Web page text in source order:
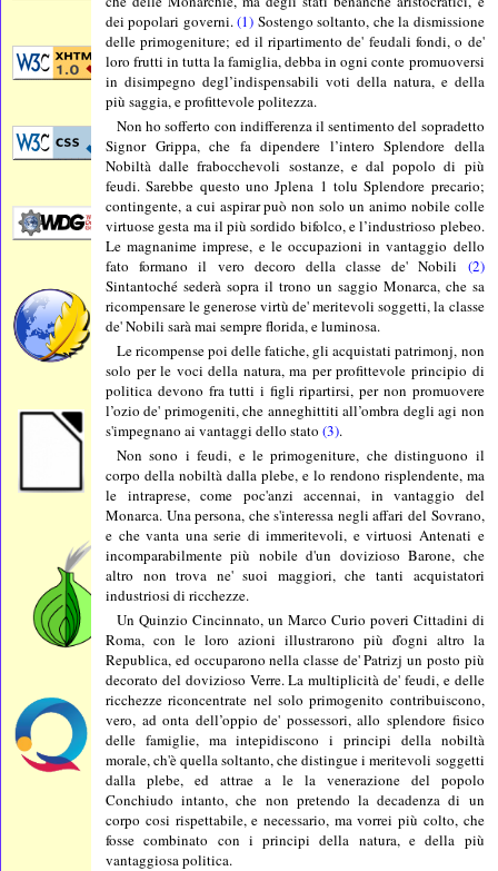
dei popolari governi.(1) Sostengo soltanto, che la dismissione
delle primogeniture; ed il ripartimento de' feudali fondi, o de'
loro frutti in tutta la famiglia, debba in ogni conte promuoversi
in disimpegno degl’indispensabili voti della natura, e della
più saggia, e profittevole politezza.
Non ho sofferto con indifferenza il sentimento del sopradetto
Signor Grippa, che fa dipendere l’intero Splendore della
Nobiltà dalle frabocchevoli sostanze, e dal popolo di più
feudi. Sarebbe questo uno Jplena 1 tolu Splendore precario;
contingente, a cui aspirar può non solo un animo nobile colle
virtuose gesta ma il più sordido bifolco, e l’industrioso plebeo.
Le magnanime imprese, e le occupazioni in vantaggio dello
fato formano il vero decoro della classe de' Nobili (2)
Sintantoché sederà sopra il trono un saggio Monarca, che sa
ricompensare le generose virtù de' meritevoli soggetti, la classe
de' Nobili sarà mai sempre florida, e luminosa.
Le ricompense poi delle fatiche, gli acquistati patrimonj, non
solo per le voci della natura, ma per profittevole principio di
politica devono fra tutti i figli ripartirsi, per non promuovere
l’ozio de' primogeniti, che anneghittiti all’ombra degli agi non
s'impegnano ai vantaggi dello stato(3).
Non sono i feudi, e le primogeniture, che distinguono il
corpo della nobiltà dalla plebe, e lo rendono risplendente, ma
le intraprese, come poc'anzi accennai, in vantaggio del
Monarca. Una persona, che s'interessa negli affari del Sovrano,
e che vanta una serie di immeritevoli, e virtuosi Antenati e
incomparabilmente più nobile d'un dovizioso Barone, che
altro non trova ne' suoi maggiori, che tanti acquistatori
industriosi di ricchezze.
Un Quinzio Cincinnato, un Marco Curio poveri Cittadini di
Roma, con le loro azioni illustrarono più ďogni altro la
Republica, ed occuparono nella classe de' Patrizj un posto più
decorato del dovizioso Verre. La multiplicità de' feudi, e delle
ricchezze riconcentrate nel solo primogenito contribuiscono,
vero, ad onta dell’oppio de' possessori, allo splendore fisico
delle famiglie, ma intepidiscono i principi della nobiltà
morale, ch'è quella soltanto, che distingue i meritevoli soggetti
dalla plebe, ed attrae a le la venerazione del popolo
Conchiudo intanto, che non pretendo la decadenza di un
corpo cosi rispettabile, e necessario, ma vorrei più colto, che
fosse combinato con i principi della natura, e della più
vantaggiosa politica.